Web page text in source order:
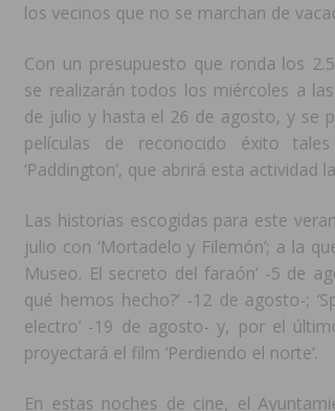
los vecinos que no se marchan de
Con un presupuesto que ronda los
se realizarán todos los miércoles a
de julio y hasta el 26 de agosto, y se
películas de reconocido éxito
‘Paddington’, que abrirá esta actividad
Las historias escogidas para este
julio con ‘Mortadelo y Filemón’; a la
Museo. El secreto del faraón’ -5 de
qué hemos hecho?’ -12 de agosto-;
electro’ -19 de agosto- y, por el
proyectará el film ‘Perdiendo el norte’.
En estas noches de cine, el